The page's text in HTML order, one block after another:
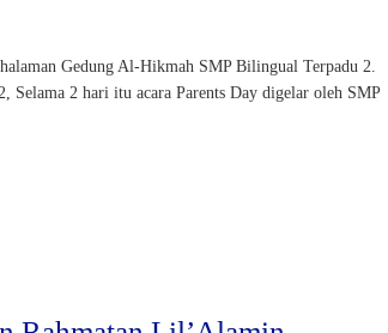
Gedung Al-Hikmah SMP Bilingual Terpadu 2.
Selama 2 hari itu acara Parents Day digelar oleh SMP